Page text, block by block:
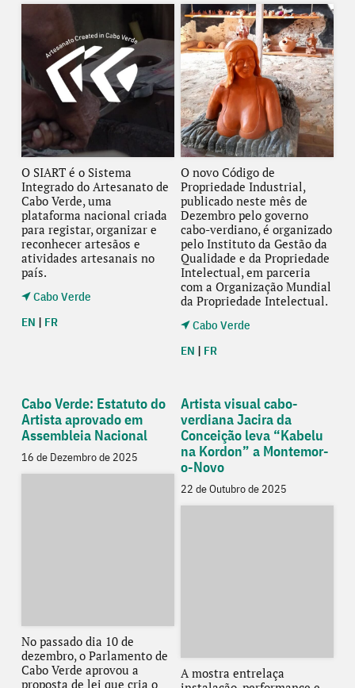
O SIART é o Sistema
Integrado do Artesanato de
Cabo Verde, uma
plataforma nacional criada
para registar, organizar e
reconhecer artesãos e
atividades artesanais no
país.
Cabo Verde
EN | FR
O novo Código de
Propriedade Industrial,
publicado neste mês de
Dezembro pelo governo
cabo-verdiano, é organizado
pelo Instituto da Gestão da
Qualidade e da Propriedade
Intelectual, em parceria
com a Organização Mundial
da Propriedade Intelectual.
Cabo Verde
EN | FR
Cabo Verde: Estatuto do
Artista aprovado em
Assembleia Nacional
16 de Dezembro de 2025
No passado dia 10 de
dezembro, o Parlamento de
Cabo Verde aprovou a
proposta de lei que cria o
Artista visual cabo-
verdiana Jacira da
Conceição leva “Kabelu
na Kordon” a Montemor-
o-Novo
22 de Outubro de 2025
A mostra entrelaça